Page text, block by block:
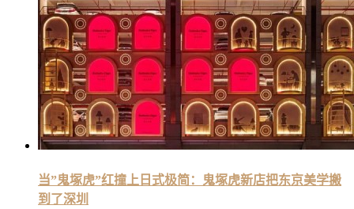
当”鬼塚虎”红撞上日式极简：鬼塚虎新店把东京美学搬
到了深圳